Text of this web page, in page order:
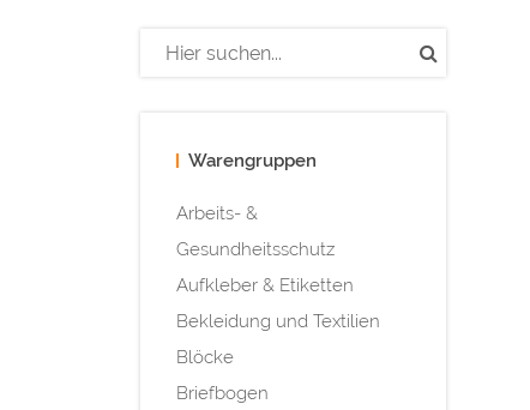
Warengruppen
Arbeits- &
Gesundheitsschutz
Aufkleber & Etiketten
Bekleidung und Textilien
Blöcke
Briefbogen